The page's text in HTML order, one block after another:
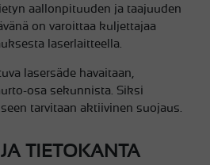
aallonpituuden ja taajuuden
on varoittaa kuljettajaa
laserlaitteella.
lasersäde havaitaan,
osa sekunnista. Siksi
tarvitaan aktiivinen suojaus.
TIETOKANTA